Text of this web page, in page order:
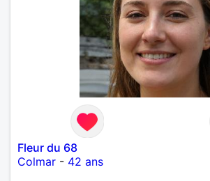
Fleur du 68
Colmar - 42 ans